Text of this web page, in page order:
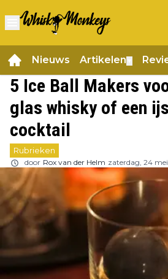
Nieuws Artikelen
5 Ice Ball Makers
glas whisky of een
cocktail
Rubrieken
door Rox van der Helm zaterdag, 24